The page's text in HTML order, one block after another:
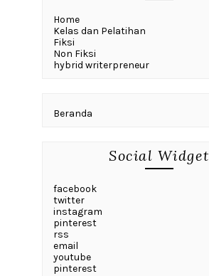
Home
Kelas dan Pelatihan
Fiksi
Non Fiksi
hybrid writerpreneur
Beranda
Social Widget
facebook
twitter
instagram
pinterest
rss
email
youtube
pinterest